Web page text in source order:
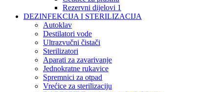
Rezervni dijelovi 1
DEZINFEKCIJA I STERILIZACIJA
Autoklav
Destilatori vode
Ultrazvučni čistači
Sterilizatori
Aparati za zavarivanje
Jednokratne rukavice
Spremnici za otpad
Vrećice za sterilizaciju